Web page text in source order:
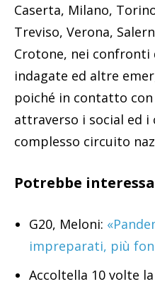
Caserta, Milano,
Treviso, Verona,
Crotone, nei confronti
indagate ed altre
poiché in contatto
attraverso i social ed i
complesso circuito
Potrebbe
G20, Meloni:
impreparati, più
Accoltella 10 volte